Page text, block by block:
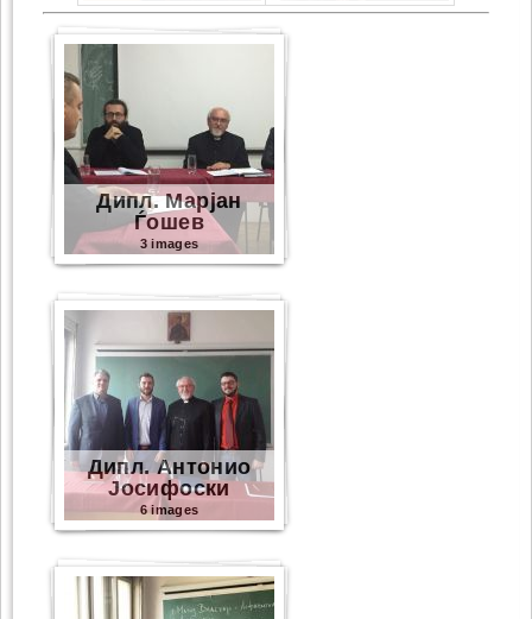
Дипл. Марјан
Ѓошев
3 images
Дипл. Антонио
Јосифоски
6 images